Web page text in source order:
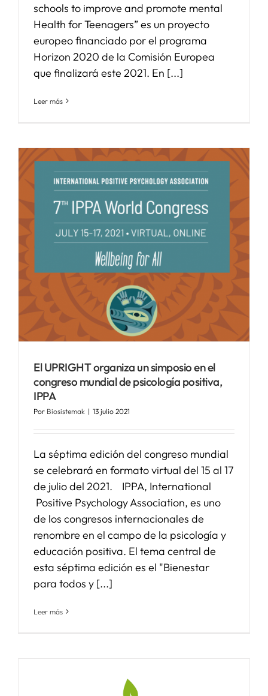
schools to improve and promote mental
Health for Teenagers” es un proyecto
europeo financiado por el programa
Horizon 2020 de la Comisión Europea
que finalizará este 2021. En [...]
Leer más
El UPRIGHT organiza un simposio en el
congreso mundial de psicología positiva,
IPPA
Por Biosistemak | 13 julio 2021
La séptima edición del congreso mundial
se celebrará en formato virtual del 15 al 17
de julio del 2021. IPPA, International
Positive Psychology Association, es uno
de los congresos internacionales de
renombre en el campo de la psicología y
educación positiva. El tema central de
esta séptima edición es el "Bienestar
para todos y [...]
Leer más